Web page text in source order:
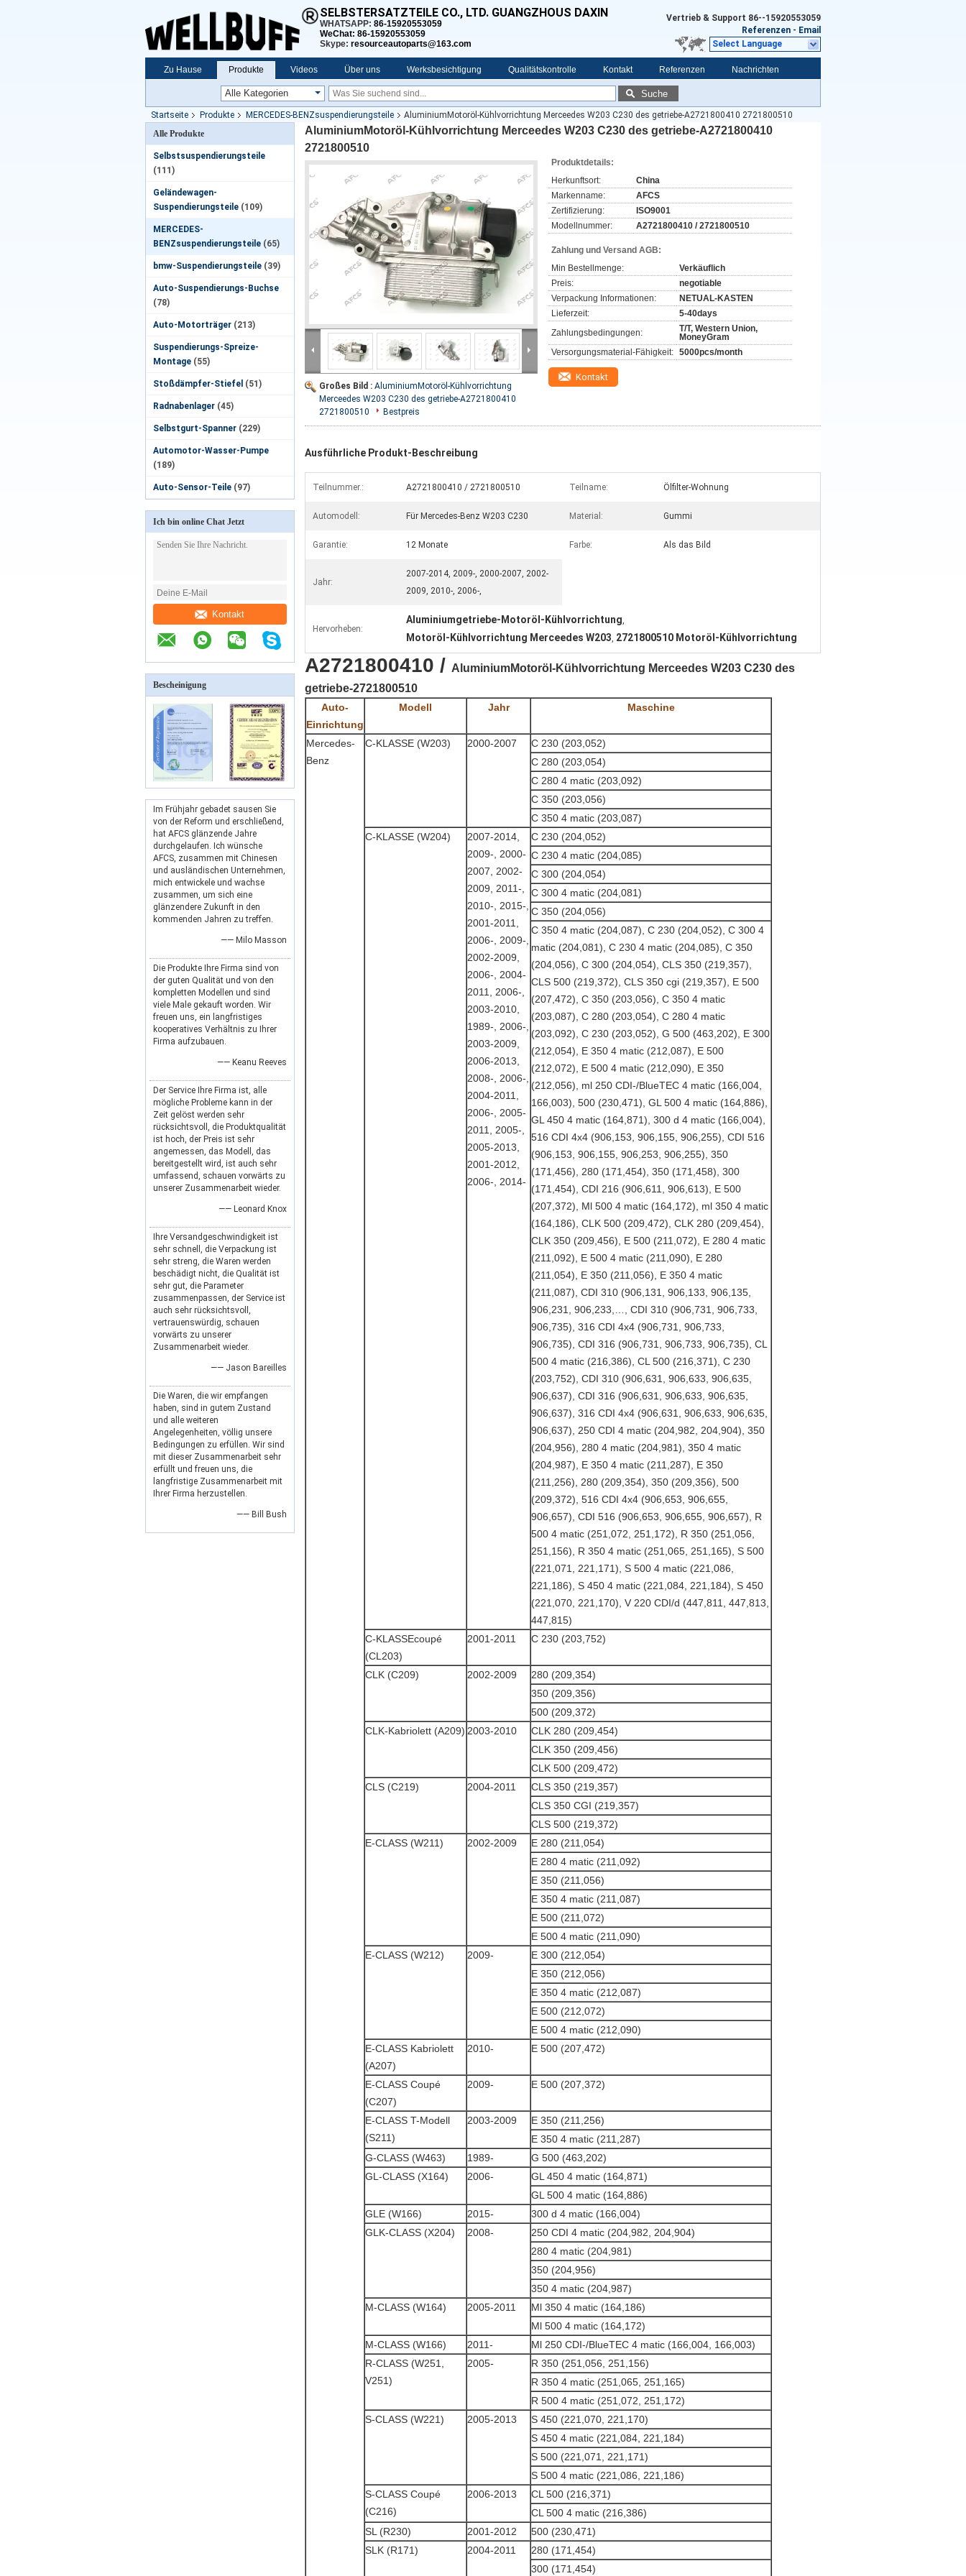
SELBSTERSATZTEILE CO., LTD. GUANGZHOUS DAXIN
WHATSAPP: 86-15920553059
WeChat: 86-15920553059
Skype: resourceautoparts@163.com
Vertrieb & Support 86--15920553059
Referenzen - Email
Select Language
Zu Hause Produkte Videos Über uns Werksbesichtigung Qualitätskontrolle Kontakt Referenzen Nachrichten
Suche
Startseite Produkte MERCEDES-BENZsuspendierungsteile
AluminiumMotoröl-Kühlvorrichtung Merceedes W203 C230 des getriebe-A2721800410 2721800510
Alle Produkte
Selbstsuspendierungsteile
(111)
Geländewagen-
Suspendierungsteile (109)
MERCEDES-
BENZsuspendierungsteile (65)
bmw-Suspendierungsteile (39)
Auto-Suspendierungs-Buchse
(78)
Auto-Motorträger (213)
Suspendierungs-Spreize-
Montage (55)
Stoßdämpfer-Stiefel (51)
Radnabenlager (45)
Selbstgurt-Spanner (229)
Automotor-Wasser-Pumpe
(189)
Auto-Sensor-Teile (97)
Ich bin online Chat Jetzt
Kontakt
Bescheinigung
Im Frühjahr gebadet sausen Sie
von der Reform und erschließend,
hat AFCS glänzende Jahre
durchgelaufen. Ich wünsche
AFCS, zusammen mit Chinesen
und ausländischen Unternehmen,
mich entwickele und wachse
zusammen, um sich eine
glänzendere Zukunft in den
kommenden Jahren zu treffen.
—— Milo Masson
Die Produkte Ihre Firma sind von
der guten Qualität und von den
kompletten Modellen und sind
viele Male gekauft worden. Wir
freuen uns, ein langfristiges
kooperatives Verhältnis zu Ihrer
Firma aufzubauen.
—— Keanu Reeves
Der Service Ihre Firma ist, alle
mögliche Probleme kann in der
Zeit gelöst werden sehr
rücksichtsvoll, die Produktqualität
ist hoch, der Preis ist sehr
angemessen, das Modell, das
bereitgestellt wird, ist auch sehr
umfassend, schauen vorwärts zu
unserer Zusammenarbeit wieder.
—— Leonard Knox
Ihre Versandgeschwindigkeit ist
sehr schnell, die Verpackung ist
sehr streng, die Waren werden
beschädigt nicht, die Qualität ist
sehr gut, die Parameter
zusammenpassen, der Service ist
auch sehr rücksichtsvoll,
vertrauenswürdig, schauen
vorwärts zu unserer
Zusammenarbeit wieder.
—— Jason Bareilles
Die Waren, die wir empfangen
haben, sind in gutem Zustand
und alle weiteren
Angelegenheiten, völlig unsere
Bedingungen zu erfüllen. Wir sind
mit dieser Zusammenarbeit sehr
erfüllt und freuen uns, die
langfristige Zusammenarbeit mit
Ihrer Firma herzustellen.
—— Bill Bush
AluminiumMotoröl-Kühlvorrichtung Merceedes W203 C230 des getriebe-A2721800410
2721800510
Großes Bild : AluminiumMotoröl-Kühlvorrichtung
Merceedes W203 C230 des getriebe-A2721800410
2721800510
Bestpreis
Produktdetails:
Herkunftsort:
China
Markenname:
AFCS
Zertifizierung:
ISO9001
Modellnummer:
A2721800410 / 2721800510
Zahlung und Versand AGB:
Min Bestellmenge:
Verkäuflich
Preis:
negotiable
Verpackung Informationen:
NETUAL-KASTEN
Lieferzeit:
5-40days
Zahlungsbedingungen:
T/T, Western Union,
MoneyGram
Versorgungsmaterial-Fähigkeit: 5000pcs/month
Kontakt
Ausführliche Produkt-Beschreibung
Teilnummer.: A2721800410 / 2721800510 Teilname: Ölfilter-Wohnung
Automodell: Für Mercedes-Benz W203 C230 Material: Gummi
Garantie: 12 Monate Farbe: Als das Bild
Jahr:
2007-2014, 2009-, 2000-2007, 2002-
2009, 2010-, 2006-,
Hervorheben:
Aluminiumgetriebe-Motoröl-Kühlvorrichtung,
Motoröl-Kühlvorrichtung Merceedes W203, 2721800510 Motoröl-Kühlvorrichtung
A2721800410 / AluminiumMotoröl-Kühlvorrichtung Merceedes W203 C230 des
getriebe-2721800510
Auto-
Einrichtung
Modell Jahr Maschine
Mercedes-
Benz
C-KLASSE (W203) 2000-2007
C 230 (203,052)
C 280 (203,054)
C 280 4 matic (203,092)
C 350 (203,056)
C 350 4 matic (203,087)
C-KLASSE (W204)
2007-2014,
2009-, 2000-
2007, 2002-
2009, 2011-,
2010-, 2015-,
2001-2011,
2006-, 2009-,
2002-2009,
2006-, 2004-
2011, 2006-,
2003-2010,
1989-, 2006-,
2003-2009,
2006-2013,
2008-, 2006-,
2004-2011,
2006-, 2005-
2011, 2005-,
2005-2013,
2001-2012,
2006-, 2014-
C 230 (204,052)
C 230 4 matic (204,085)
C 300 (204,054)
C 300 4 matic (204,081)
C 350 (204,056)
C 350 4 matic (204,087), C 230 (204,052), C 300 4
matic (204,081), C 230 4 matic (204,085), C 350
(204,056), C 300 (204,054), CLS 350 (219,357),
CLS 500 (219,372), CLS 350 cgi (219,357), E 500
(207,472), C 350 (203,056), C 350 4 matic
(203,087), C 280 (203,054), C 280 4 matic
(203,092), C 230 (203,052), G 500 (463,202), E 300
(212,054), E 350 4 matic (212,087), E 500
(212,072), E 500 4 matic (212,090), E 350
(212,056), ml 250 CDI-/BlueTEC 4 matic (166,004,
166,003), 500 (230,471), GL 500 4 matic (164,886),
GL 450 4 matic (164,871), 300 d 4 matic (166,004),
516 CDI 4x4 (906,153, 906,155, 906,255), CDI 516
(906,153, 906,155, 906,253, 906,255), 350
(171,456), 280 (171,454), 350 (171,458), 300
(171,454), CDI 216 (906,611, 906,613), E 500
(207,372), Ml 500 4 matic (164,172), ml 350 4 matic
(164,186), CLK 500 (209,472), CLK 280 (209,454),
CLK 350 (209,456), E 500 (211,072), E 280 4 matic
(211,092), E 500 4 matic (211,090), E 280
(211,054), E 350 (211,056), E 350 4 matic
(211,087), CDI 310 (906,131, 906,133, 906,135,
906,231, 906,233,…, CDI 310 (906,731, 906,733,
906,735), 316 CDI 4x4 (906,731, 906,733,
906,735), CDI 316 (906,731, 906,733, 906,735), CL
500 4 matic (216,386), CL 500 (216,371), C 230
(203,752), CDI 310 (906,631, 906,633, 906,635,
906,637), CDI 316 (906,631, 906,633, 906,635,
906,637), 316 CDI 4x4 (906,631, 906,633, 906,635,
906,637), 250 CDI 4 matic (204,982, 204,904), 350
(204,956), 280 4 matic (204,981), 350 4 matic
(204,987), E 350 4 matic (211,287), E 350
(211,256), 280 (209,354), 350 (209,356), 500
(209,372), 516 CDI 4x4 (906,653, 906,655,
906,657), CDI 516 (906,653, 906,655, 906,657), R
500 4 matic (251,072, 251,172), R 350 (251,056,
251,156), R 350 4 matic (251,065, 251,165), S 500
(221,071, 221,171), S 500 4 matic (221,086,
221,186), S 450 4 matic (221,084, 221,184), S 450
(221,070, 221,170), V 220 CDI/d (447,811, 447,813,
447,815)
C-KLASSEcoupé
(CL203)
2001-2011 C 230 (203,752)
CLK (C209) 2002-2009
280 (209,354)
350 (209,356)
500 (209,372)
CLK-Kabriolett (A209) 2003-2010
CLK 280 (209,454)
CLK 350 (209,456)
CLK 500 (209,472)
CLS (C219)
2004-2011
CLS 350 (219,357)
CLS 350 CGI (219,357)
CLS 500 (219,372)
E-CLASS (W211)
2002-2009
E 280 (211,054)
E 280 4 matic (211,092)
E 350 (211,056)
E 350 4 matic (211,087)
E 500 (211,072)
E 500 4 matic (211,090)
E-CLASS (W212)
2009-
E 300 (212,054)
E 350 (212,056)
E 350 4 matic (212,087)
E 500 (212,072)
E 500 4 matic (212,090)
E-CLASS Kabriolett
(A207)
2010- E 500 (207,472)
E-CLASS Coupé
(C207)
2009- E 500 (207,372)
E-CLASS T-Modell
(S211)
2003-2009
E 350 (211,256)
E 350 4 matic (211,287)
G-CLASS (W463)
1989-
G 500 (463,202)
GL-CLASS (X164)
2006-
GL 450 4 matic (164,871)
GL 500 4 matic (164,886)
GLE (W166)
2015-
300 d 4 matic (166,004)
GLK-CLASS (X204)
2008-
250 CDI 4 matic (204,982, 204,904)
280 4 matic (204,981)
350 (204,956)
350 4 matic (204,987)
M-CLASS (W164)
2005-2011
Ml 350 4 matic (164,186)
Ml 500 4 matic (164,172)
M-CLASS (W166)
2011-
Ml 250 CDI-/BlueTEC 4 matic (166,004, 166,003)
R-CLASS (W251,
V251)
2005-
R 350 (251,056, 251,156)
R 350 4 matic (251,065, 251,165)
R 500 4 matic (251,072, 251,172)
S-CLASS (W221)
2005-2013
S 450 (221,070, 221,170)
S 450 4 matic (221,084, 221,184)
S 500 (221,071, 221,171)
S 500 4 matic (221,086, 221,186)
S-CLASS Coupé
(C216)
2006-2013
CL 500 (216,371)
CL 500 4 matic (216,386)
SL (R230)
2001-2012
500 (230,471)
SLK (R171)
2004-2011
280 (171,454)
300 (171,454)